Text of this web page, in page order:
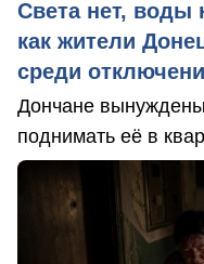
Света нет, воды
как жители
среди
Дончане
поднимать её в